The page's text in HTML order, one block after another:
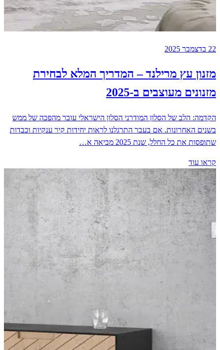
22 בדצמבר 2025
מזנון עץ מרילנד – המדריך המלא לבחירת
מזנונים מעוצבים ב-2025
הקדמה: הלב של הסלון המודרני הסלון הישראלי עובר מהפכה של ממש
בשנים האחרונות. אם בעבר התרגלנו לראות יחידות קיר ענקיות וכבדות
שתופסות את כל החלל, שנת 2025 מביאה א…
קראו עוד